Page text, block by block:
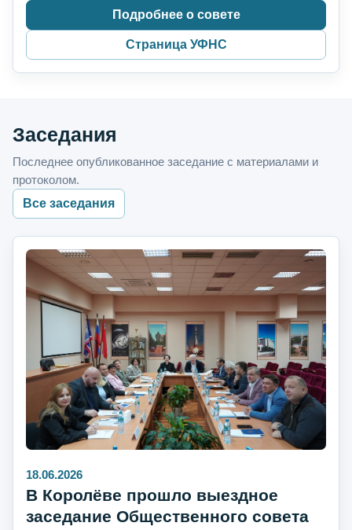
Подробнее о совете
Страница УФНС
Заседания
Последнее опубликованное заседание с материалами и
протоколом.
Все заседания
18.06.2026
В Королёве прошло выездное
заседание Общественного совета